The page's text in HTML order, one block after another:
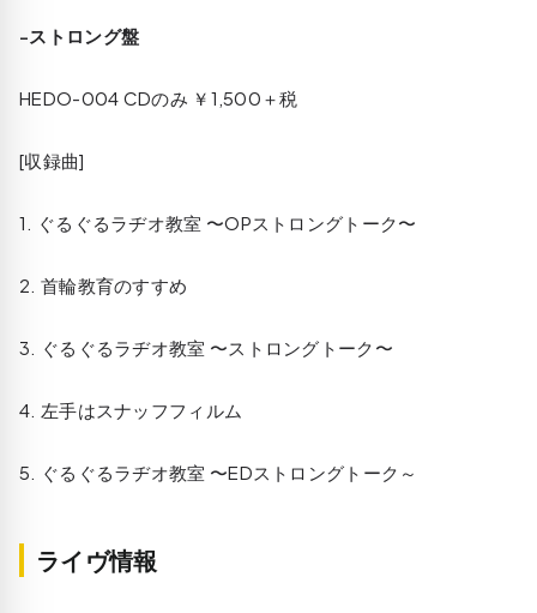
-ストロング盤
HEDO-004 CDのみ ￥1,500＋税
[収録曲]
1. ぐるぐるラヂオ教室 〜OPストロングトーク〜
2. 首輪教育のすすめ
3. ぐるぐるラヂオ教室 〜ストロングトーク〜
4. 左手はスナッフフィルム
5. ぐるぐるラヂオ教室 〜EDストロングトーク～
ライヴ情報